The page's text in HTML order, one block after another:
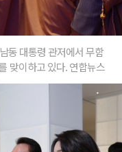
동 대통령 관저에서 무함
맞이하고 있다. 연합뉴스